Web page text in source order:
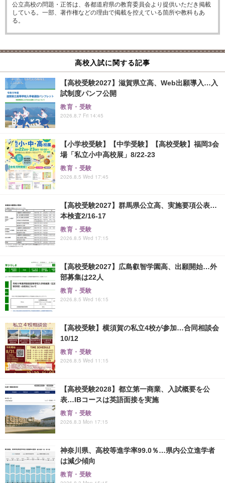
公立高校の問題・正答は、各都道府県の教育委員会より提供いただき掲載
している。一部、著作権などの理由で掲載を控えている箇所や教科もあ
る。
高校入試に関する記事
【高校受験2027】滋賀県立高、Web出願導入…入
試制度パンフ公開
教育・受験
2026.8.7 Fri 14:45
【小学校受験】【中学受験】【高校受験】福岡3会
場「私立小中高校展」8/22-23
教育・受験
2026.8.5 Wed 17:45
【高校受験2027】群馬県公立高、実施要項公表…
本検査2/16-17
教育・受験
2026.8.5 Wed 17:15
【高校受験2027】広島叡智学園高、出願開始…外
部募集は22人
教育・受験
2026.8.5 Wed 16:15
【高校受験】横須賀の私立4校が参加…合同相談会
10/12
教育・受験
2026.8.5 Wed 11:15
【高校受験2028】都立第一商業、入試概要を公
表…IBコースは英語面接を実施
教育・受験
2026.8.3 Mon 17:15
神奈川県、高校等進学率99.0％…県内公立進学者
は減少傾向
教育・受験